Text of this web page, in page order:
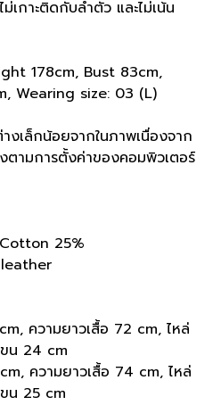
เกาะติดกับลำตัว และไม่เน้น
178cm, Bust 83cm,
Wearing size: 03 (L)
เล็กน้อยจากในภาพเนื่องจาก
ตามการตั้งค่าของคอมพิวเตอร์
25%
ความยาวเสื้อ 72 cm, ไหล่
น 24 cm
ความยาวเสื้อ 74 cm, ไหล่
น 25 cm